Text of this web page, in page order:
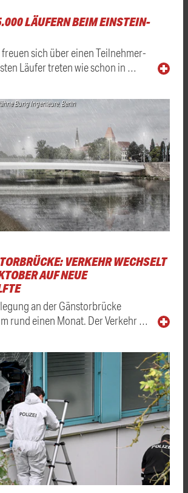
LÄUFERN BEIM EINSTEIN-
sich über einen Teilnehmer-
Läufer treten wie schon in …
Bung Ingenieure, Berlin
VERKEHR WECHSELT
AUF NEUE
an der Gänstorbrücke
rund einen Monat. Der Verkehr …